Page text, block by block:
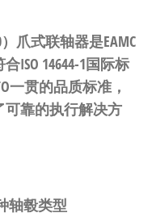
）爪式联轴器是EAMC
ISO 14644-1国际标
一贯的品质标准，
靠的执行解决方
轴毂类型